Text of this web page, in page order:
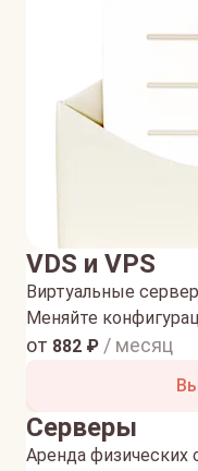
VDS и VPS
Виртуальные
Меняйте
от 882 ₽ / месяц
Серверы
Аренда